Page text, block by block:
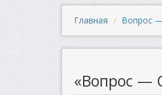
Главная Вопрос
«Вопрос —